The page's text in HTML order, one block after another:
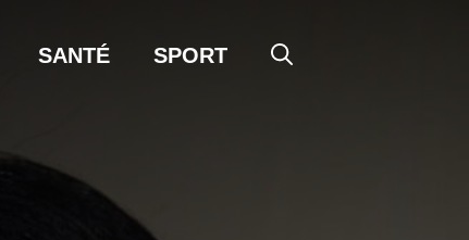
SANTÉ SPORT